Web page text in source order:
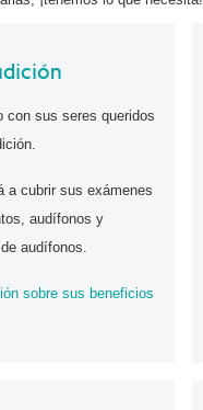
con sus seres queridos
a cubrir sus exámenes
audífonos y
audífonos.
sobre sus beneficios